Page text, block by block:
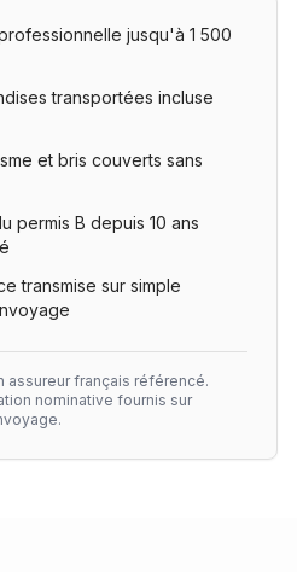
jusqu'à 1 500
transportées incluse
et bris couverts sans
permis B depuis 10 ans
transmise sur simple
assureur français référencé.
nominative fournis sur